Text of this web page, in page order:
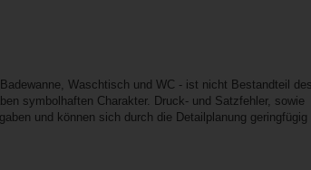
Waschtisch und WC - ist nicht Bestandteil des
symbolhaften Charakter. Druck- und Satzfehler, sowie
und können sich durch die Detailplanung geringfügig